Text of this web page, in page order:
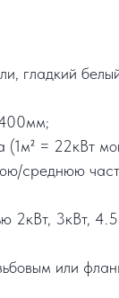
гладкий
(1м² = 22кВт
среднюю
2кВт, 3кВт,
или